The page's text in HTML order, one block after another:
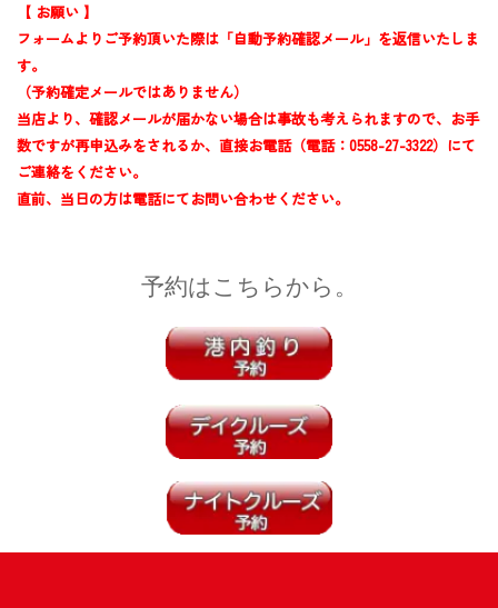
【 お願い 】
フォームよりご予約頂いた際は「自動予約確認メール」を返信いたしま
す。
（予約確定メールではありません）
当店より、確認メールが届かない場合は事故も考えられますので、お手
数ですが再申込みをされるか、 直接お電話（電話：0558-27-3322）にて
ご連絡をください。
直前、当日の方は電話にてお問い合わせください。
予約はこちらから。